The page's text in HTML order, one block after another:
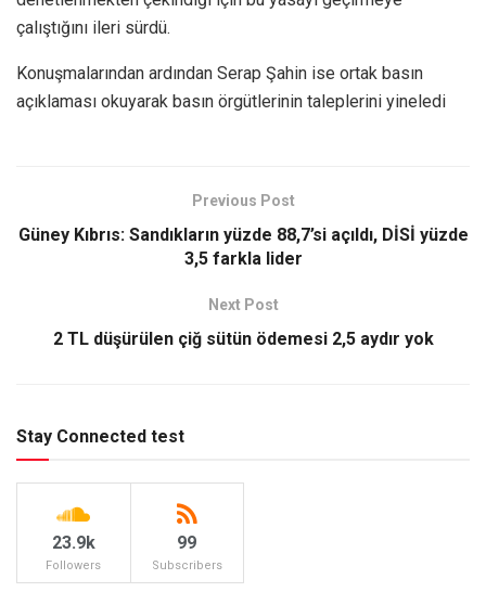
çalıştığını ileri sürdü.
Konuşmalarından ardından Serap Şahin ise ortak basın
açıklaması okuyarak basın örgütlerinin taleplerini yineledi
Previous Post
Güney Kıbrıs: Sandıkların yüzde 88,7’si açıldı, DİSİ yüzde
3,5 farkla lider
Next Post
2 TL düşürülen çiğ sütün ödemesi 2,5 aydır yok
Stay Connected test
23.9k
Followers
99
Subscribers